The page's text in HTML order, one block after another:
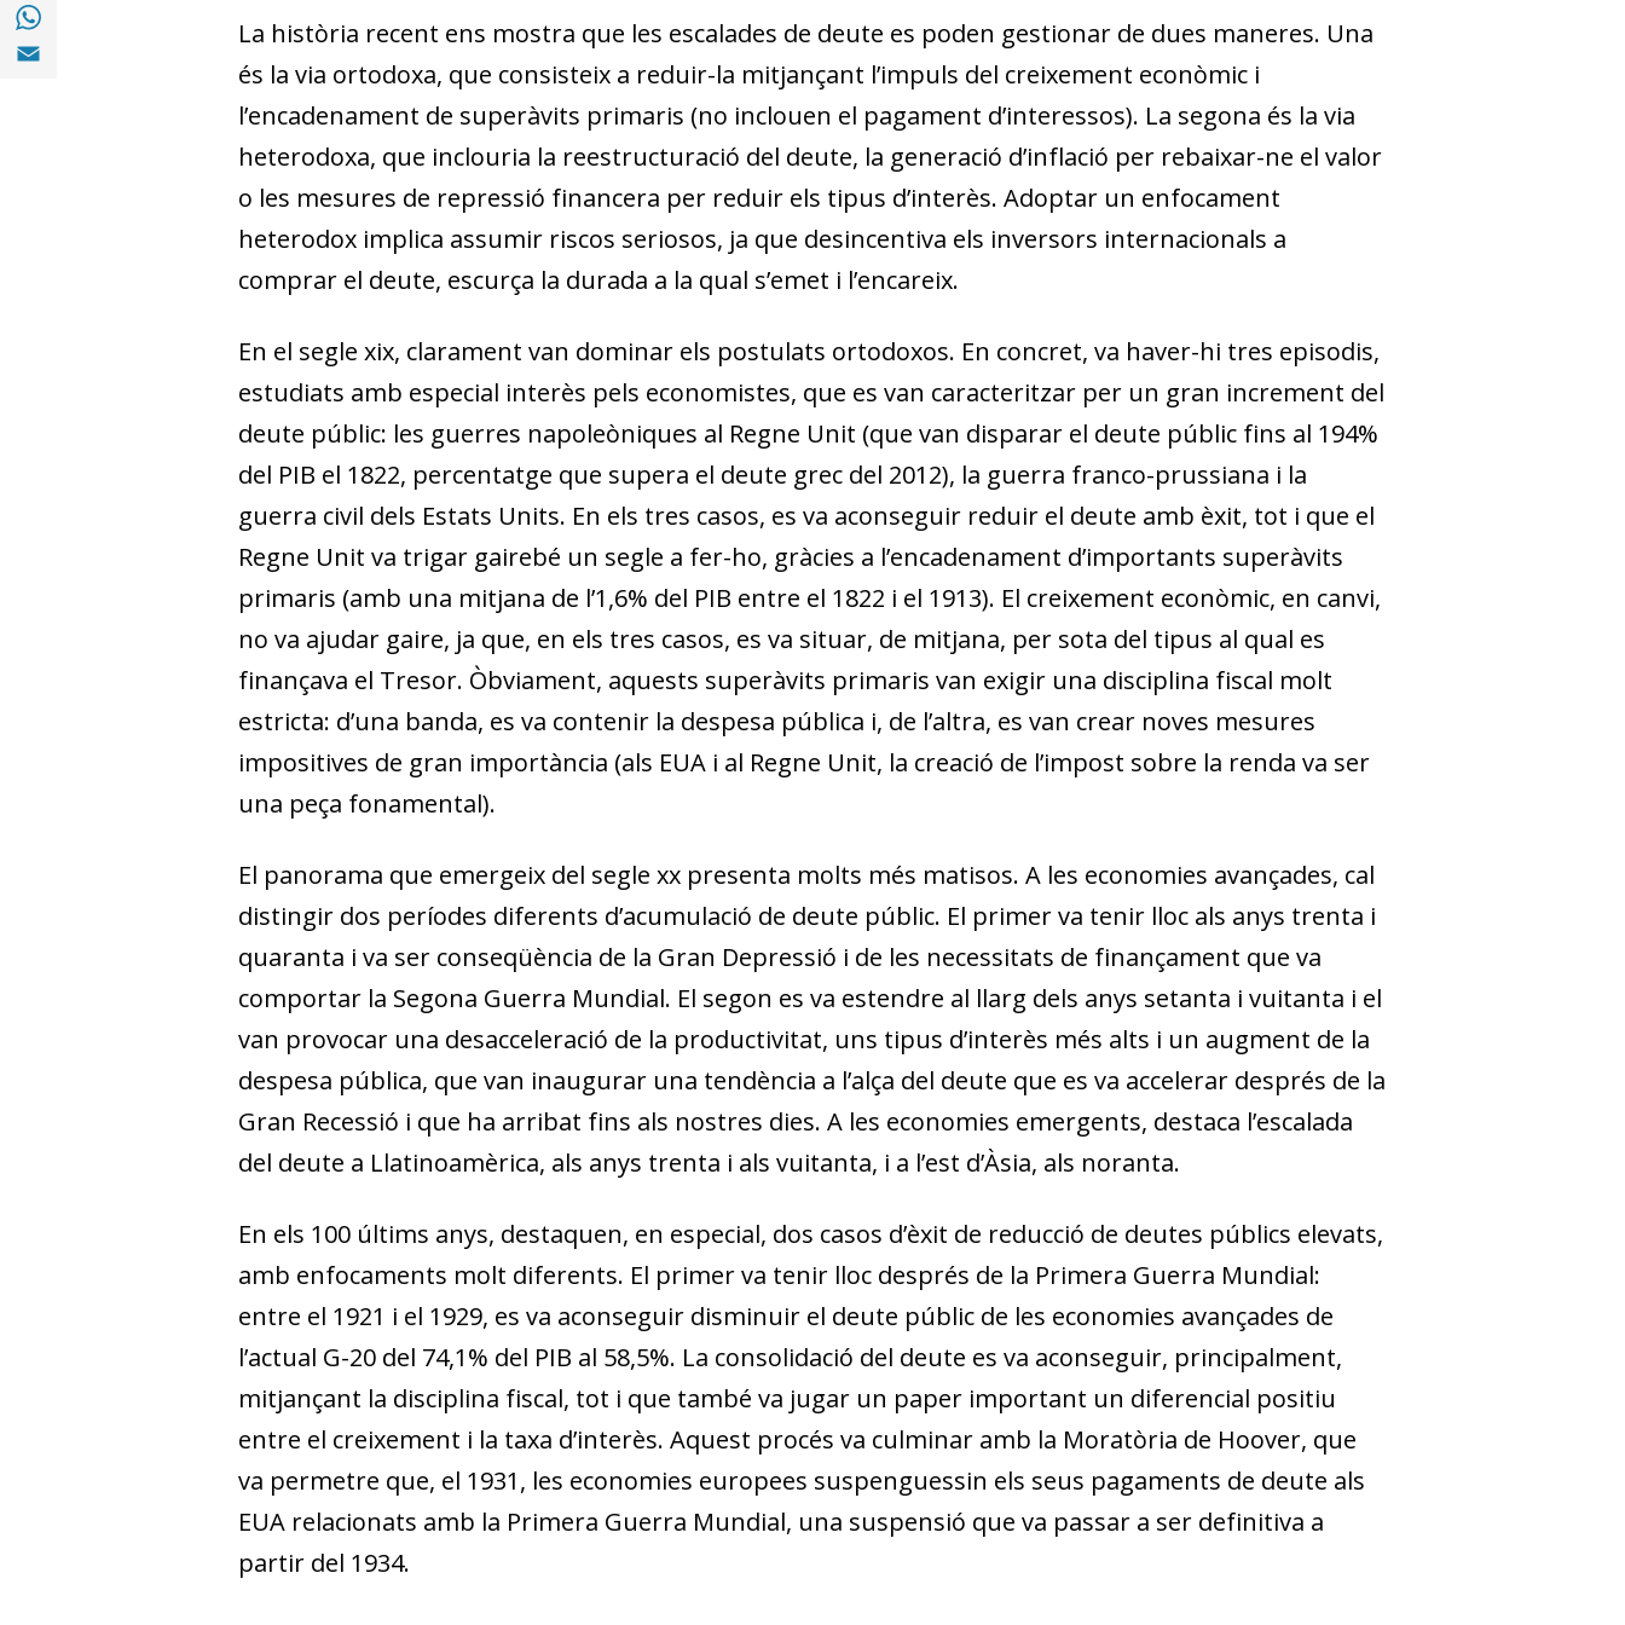
Compartir a Email (opens in a new window)
La història recent ens mostra que les escalades de deute es poden gestionar de dues maneres. Una
és la via ortodoxa, que consisteix a reduir-la mitjançant l’impuls del creixement econòmic i
l’encadenament de superàvits primaris (no inclouen el pagament d’interessos). La segona és la via
heterodoxa, que inclouria la reestructuració del deute, la generació d’inflació per rebaixar-ne el valor
o les mesures de repressió financera per reduir els tipus d’interès. Adoptar un enfocament
heterodox implica assumir riscos seriosos, ja que desincentiva els inversors internacionals a
comprar el deute, escurça la durada a la qual s’emet i l’encareix.
En el segle xix, clarament van dominar els postulats ortodoxos. En concret, va haver-hi tres episodis,
estudiats amb especial interès pels economistes, que es van caracteritzar per un gran increment del
deute públic: les guerres napoleòniques al Regne Unit (que van disparar el deute públic fins al 194%
del PIB el 1822, percentatge que supera el deute grec del 2012), la guerra franco-prussiana i la
guerra civil dels Estats Units. En els tres casos, es va aconseguir reduir el deute amb èxit, tot i que el
Regne Unit va trigar gairebé un segle a fer-ho, gràcies a l’encadenament d’importants superàvits
primaris (amb una mitjana de l’1,6% del PIB entre el 1822 i el 1913). El creixement econòmic, en canvi,
no va ajudar gaire, ja que, en els tres casos, es va situar, de mitjana, per sota del tipus al qual es
finançava el Tresor. Òbviament, aquests superàvits primaris van exigir una disciplina fiscal molt
estricta: d’una banda, es va contenir la despesa pública i, de l’altra, es van crear noves mesures
impositives de gran importància (als EUA i al Regne Unit, la creació de l’impost sobre la renda va ser
una peça fonamental).
El panorama que emergeix del segle xx presenta molts més matisos. A les economies avançades, cal
distingir dos períodes diferents d’acumulació de deute públic. El primer va tenir lloc als anys trenta i
quaranta i va ser conseqüència de la Gran Depressió i de les necessitats de finançament que va
comportar la Segona Guerra Mundial. El segon es va estendre al llarg dels anys setanta i vuitanta i el
van provocar una desacceleració de la productivitat, uns tipus d’interès més alts i un augment de la
despesa pública, que van inaugurar una tendència a l’alça del deute que es va accelerar després de la
Gran Recessió i que ha arribat fins als nostres dies. A les economies emergents, destaca l’escalada
del deute a Llatinoamèrica, als anys trenta i als vuitanta, i a l’est d’Àsia, als noranta.
En els 100 últims anys, destaquen, en especial, dos casos d’èxit de reducció de deutes públics elevats,
amb enfocaments molt diferents. El primer va tenir lloc després de la Primera Guerra Mundial:
entre el 1921 i el 1929, es va aconseguir disminuir el deute públic de les economies avançades de
l’actual G-20 del 74,1% del PIB al 58,5%. La consolidació del deute es va aconseguir, principalment,
mitjançant la disciplina fiscal, tot i que també va jugar un paper important un diferencial positiu
entre el creixement i la taxa d’interès. Aquest procés va culminar amb la Moratòria de Hoover, que
va permetre que, el 1931, les economies europees suspenguessin els seus pagaments de deute als
EUA relacionats amb la Primera Guerra Mundial, una suspensió que va passar a ser definitiva a
partir del 1934.